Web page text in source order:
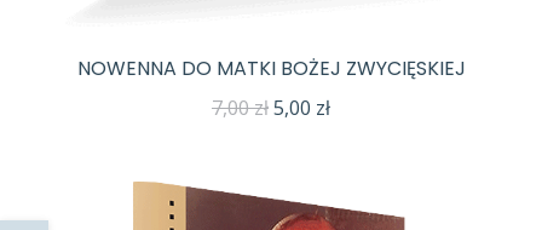
NOWENNA DO MATKI BOŻEJ ZWYCIĘSKIEJ
7,00złPierwotna
7,00 zł.
5,00 złAktualna
5,00 zł.